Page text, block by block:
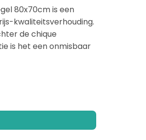
80x70cm is een
kwaliteitsverhouding.
de chique
is het een onmisbaar
| Anti-condens | Vierkant | Wit aantal